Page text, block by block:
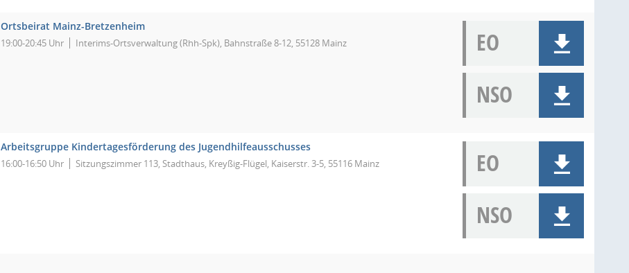
Ortsbeirat Mainz-Bretzenheim
19:00-20:45 Uhr Interims-Ortsverwaltung (Rhh-Spk), Bahnstraße 8-12, 55128 Mainz
EO
NSO
Arbeitsgruppe Kindertagesförderung des Jugendhilfeausschusses
16:00-16:50 Uhr Sitzungszimmer 113, Stadthaus, Kreyßig-Flügel, Kaiserstr. 3-5, 55116 Mainz
EO
NSO